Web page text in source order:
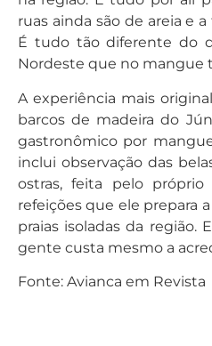
ruas ainda são de areia e
É tudo tão diferente do
Nordeste que no mangue
A experiência mais
barcos de madeira do
gastronômico por
inclui observação das
ostras, feita pelo próprio
refeições que ele prepara
praias isoladas da região.
gente custa mesmo a
Fonte: Avianca em Revista